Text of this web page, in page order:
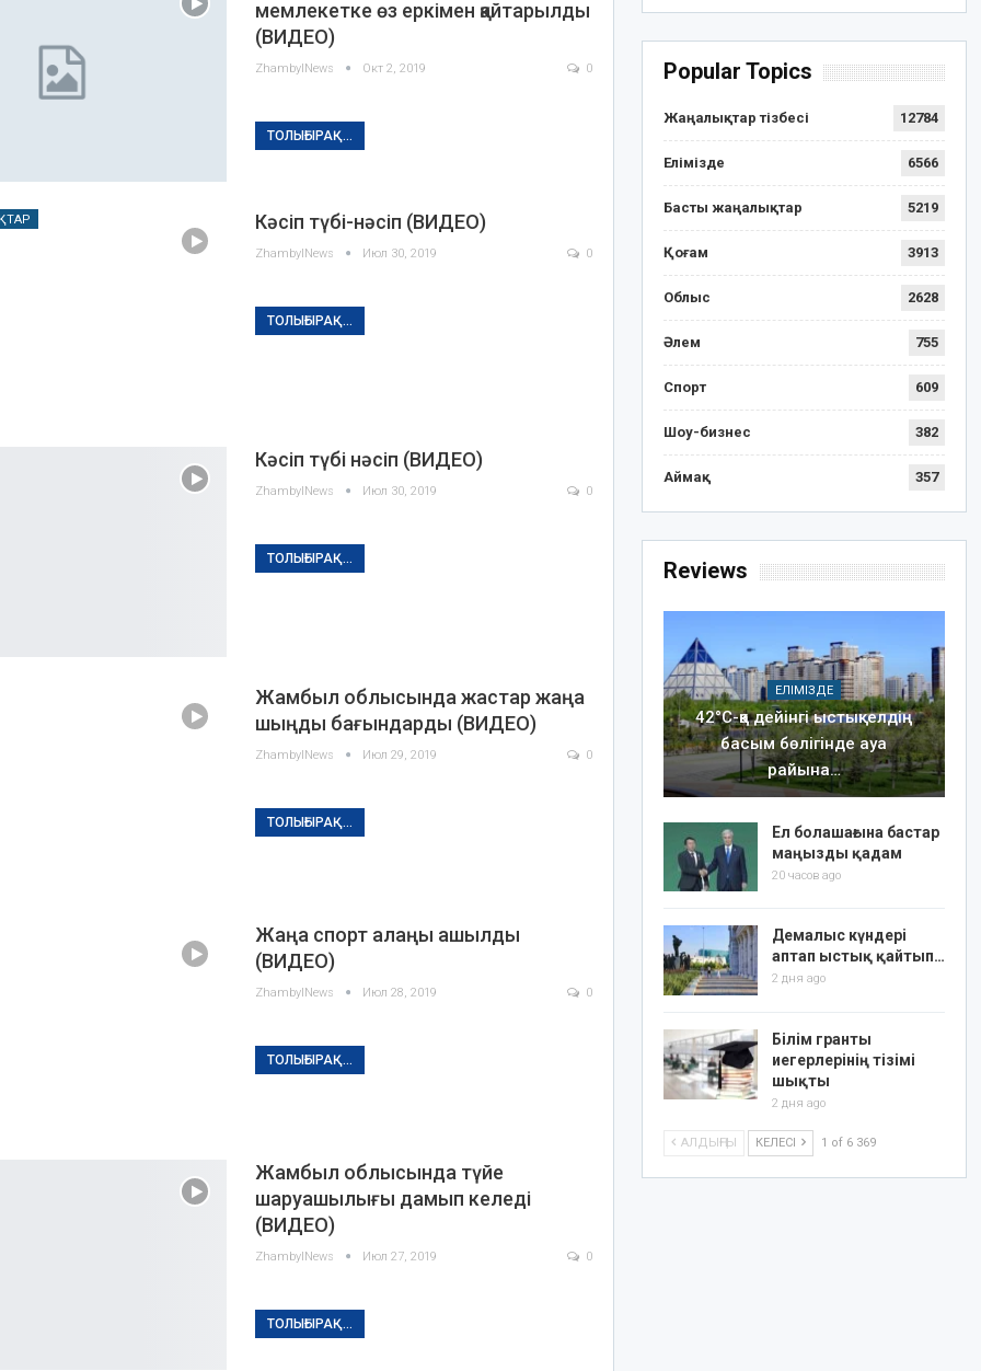
мемлекетке өз еркімен қайтарылды
(ВИДЕО)
ZhambylNews Окт 2, 2019 0
ТОЛЫҒЫРАҚ...
Кәсіп түбі-нәсіп (ВИДЕО)
ZhambylNews Июл 30, 2019 0
ТОЛЫҒЫРАҚ...
Кәсіп түбі нәсіп (ВИДЕО)
ZhambylNews Июл 30, 2019 0
ТОЛЫҒЫРАҚ...
Жамбыл облысында жастар жаңа
шыңды бағындарды (ВИДЕО)
ZhambylNews Июл 29, 2019 0
ТОЛЫҒЫРАҚ...
Жаңа спорт алаңы ашылды
(ВИДЕО)
ZhambylNews Июл 28, 2019 0
ТОЛЫҒЫРАҚ...
Жамбыл облысында түйе
шаруашылығы дамып келеді
(ВИДЕО)
ZhambylNews Июл 27, 2019 0
ТОЛЫҒЫРАҚ...
Popular Topics
Жаңалықтар тізбесі 12784
Елімізде 6566
Басты жаңалықтар 5219
Қоғам 3913
Облыс 2628
Әлем 755
Спорт 609
Шоу-бизнес 382
Аймақ 357
Reviews
ЕЛІМІЗДЕ
42°C-қа дейінгі ыстық: елдің
басым бөлігінде ауа
райына…
Ел болашағына бастар
маңызды қадам
20 часов ago
Демалыс күндері
аптап ыстық қайтып…
2 дня ago
Білім гранты
иегерлерінің тізімі
шықты
2 дня ago
АЛДЫҢҒЫ КЕЛЕСІ 1 of 6 369